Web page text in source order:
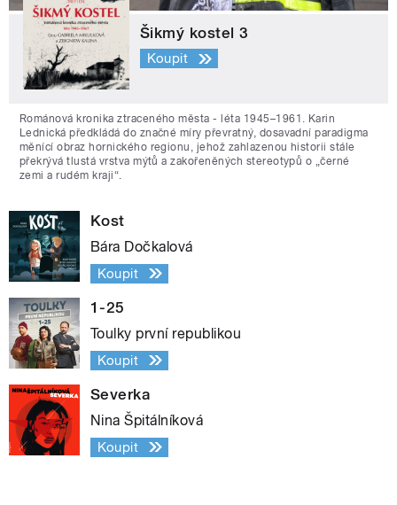
Šikmý kostel 3
Koupit
Románová kronika ztraceného města - léta 1945–1961. Karin
Lednická předkládá do značné míry převratný, dosavadní paradigma
měnící obraz hornického regionu, jehož zahlazenou historii stále
překrývá tlustá vrstva mýtů a zakořeněných stereotypů o „černé
zemi a rudém kraji“.
Kost
Bára Dočkalová
Koupit
1-25
Toulky první republikou
Koupit
Severka
Nina Špitálníková
Koupit